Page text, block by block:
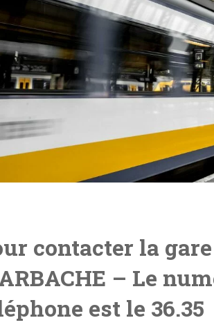
contacter la
– Le
est le 36.35